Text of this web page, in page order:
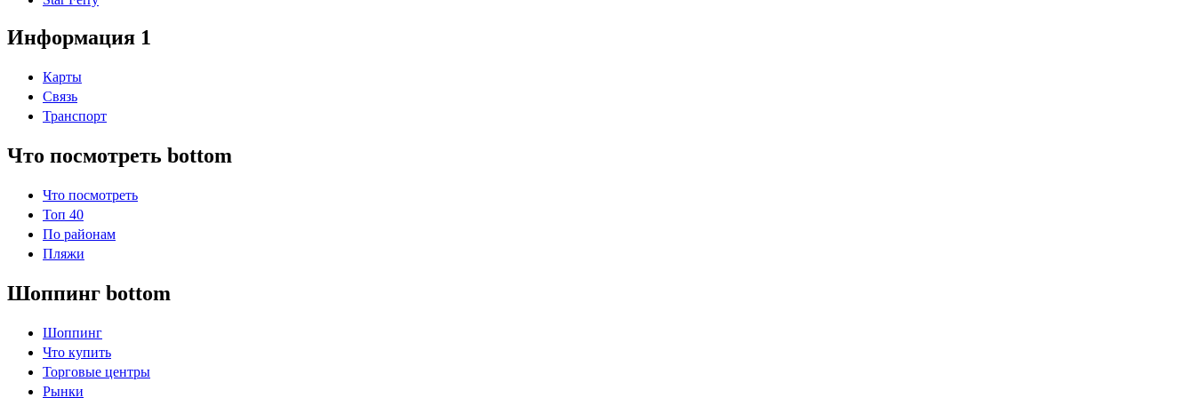
Информация 1
Карты
Связь
Транспорт
Что посмотреть bottom
Что посмотреть
Топ 40
По районам
Пляжи
Шоппинг bottom
Шоппинг
Что купить
Торговые центры
Рынки